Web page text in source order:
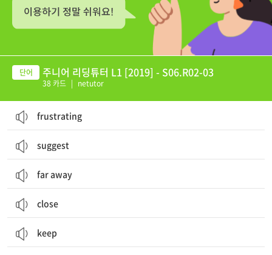
주니어 리딩튜터 L1 [2019] - S06.R02-03
38 카드 | netutor
frustrating
suggest
far away
close
keep